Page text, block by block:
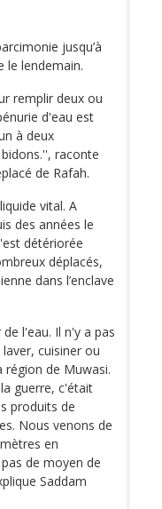
jusqu’à
le lendemain.
remplir deux ou
d'eau est
à deux
raconte
de Rafah.
vital. A
des années le
détériorée
déplacés,
dans l’enclave
l'eau. Il n'y a pas
cuisiner ou
région de Muwasi.
guerre, c'était
produits de
Nous venons de
en
de moyen de
Saddam